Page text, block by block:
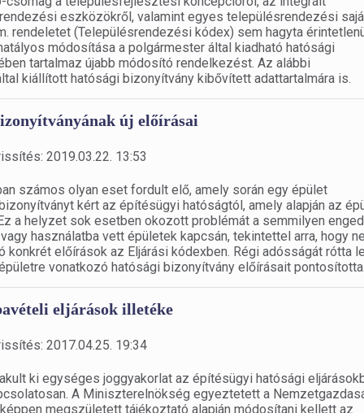
eszközökről, valamint egyes településrendezési
rendeletet (Településrendezési kódex) sem hagyta
módosítása a polgármester által kiadható hatósági
tartalmaz újabb módosító rendelkezést. Az alábbi
kiállított hatósági bizonyítvány kibővített adattartalmára is.
új előírásai
2019.03.22. 13:53
számos olyan eset fordult elő, amely során egy épület
kért az építésügyi hatóságtól, amely alapján az
a helyzet sok esetben okozott problémát a semmilyen
használatba vett épületek kapcsán, tekintettel arra, hogy
előírások az Eljárási kódexben. Régi adósságát rótta
vonatkozó hatósági bizonyítvány előírásait
eljárások illetéke
2017.04.25. 19:34
ki egységes joggyakorlat az építésügyi hatósági
A Miniszterelnökség egyeztetett a
megszületett tájékoztató alapján módosítani kellett az